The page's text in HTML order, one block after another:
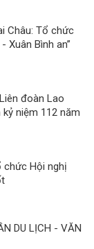
Châu: Tổ chức
Xuân Bình an”
đoàn Lao
niệm 112 năm
chức Hội nghị
DU LỊCH - VĂN